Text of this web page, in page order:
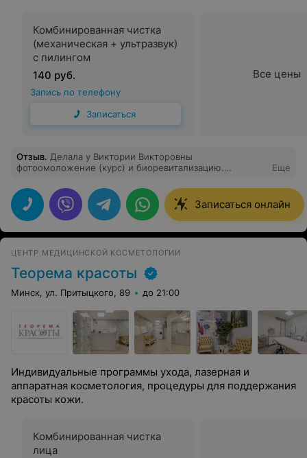
Комбинированная чистка
(механическая + ультразвук)
с пилингом
140 руб.
Запись по телефону
Записаться
Все цены
Отзыв. Делала у Виктории Викторовны
фотоомоложение (курс) и биоревитализацию.
компетентный специалист. Дала все необходимые
рекомендации, составила план процедур на будущее.
Рекомендую!
Еще
Записаться онлайн
ЦЕНТР МЕДИЦИНСКОЙ КОСМЕТОЛОГИИ
Теорема красоты
Минск, ул. Притыцкого, 89 до 21:00
Индивидуальные программы ухода, лазерная и
аппаратная косметология, процедуры для поддержания
красоты кожи.
Комбинированная чистка
лица